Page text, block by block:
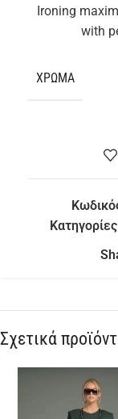
Ironing
with
ΧΡΏΜΑ
Σχετικά